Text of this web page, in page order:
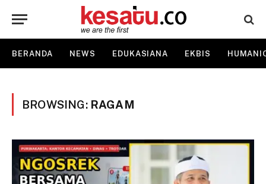
BERANDA NEWS EDUKASIANA EKBIS
BROWSING: RAGAM